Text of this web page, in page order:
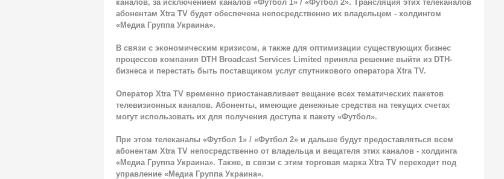
каналов, за исключением каналов «Футбол 1» / «Футбол 2». Трансляция этих телеканалов
абонентам Xtra TV будет обеспечена непосредственно их владельцем - холдингом
«Медиа Группа Украина».
В связи с экономическим кризисом, а также для оптимизации существующих бизнес
процессов компания DTH Broadcast Services Limited приняла решение выйти из DTH-
бизнеса и перестать быть поставщиком услуг спутникового оператора Xtra TV.
Оператор Xtra TV временно приостанавливает вещание всех тематических пакетов
телевизионных каналов. Абоненты, имеющие денежные средства на текущих счетах
могут использовать их для получения доступа к пакету «Футбол».
При этом телеканалы «Футбол 1» / «Футбол 2» и дальше будут предоставляться всем
абонентам Xtra TV непосредственно от владельца и вещателя этих каналов - холдинга
«Медиа Группа Украина». Также, в связи с этим торговая марка Xtra TV переходит под
управление «Медиа Группа Украина».